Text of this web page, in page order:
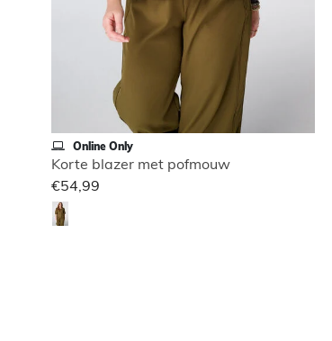
Online Only
Korte blazer met pofmouw
€54,99